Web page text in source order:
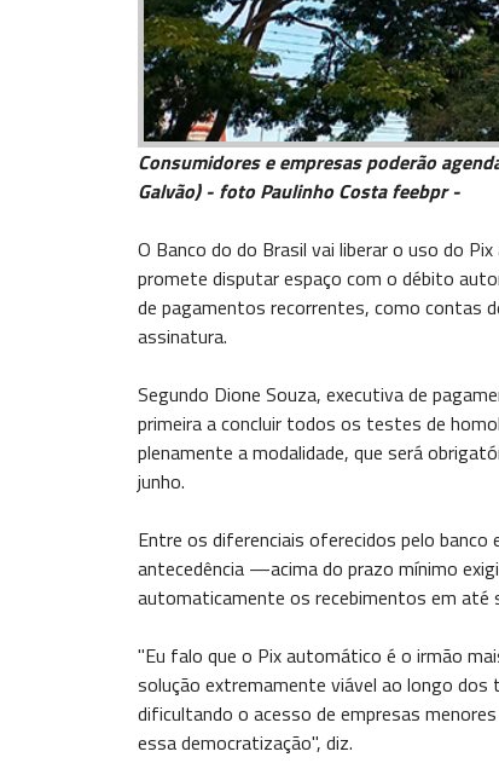
Consumidores e empresas poderão
Galvão) - foto Paulinho Costa feebpr -
O Banco do do Brasil vai liberar o uso do
promete disputar espaço com o débito
de pagamentos recorrentes, como contas
assinatura.
Segundo Dione Souza, executiva de
primeira a concluir todos os testes de
plenamente a modalidade, que será
junho.
Entre os diferenciais oferecidos pelo
antecedência —acima do prazo mínimo
automaticamente os recebimentos em até
"Eu falo que o Pix automático é o irmão
solução extremamente viável ao longo
dificultando o acesso de empresas
essa democratização", diz.